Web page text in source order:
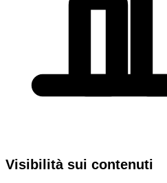
Visibilità sui contenuti